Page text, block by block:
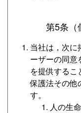
第5条（
当社は，次に
ーザーの同意
を提供するこ
保護法その他
す。
人の生